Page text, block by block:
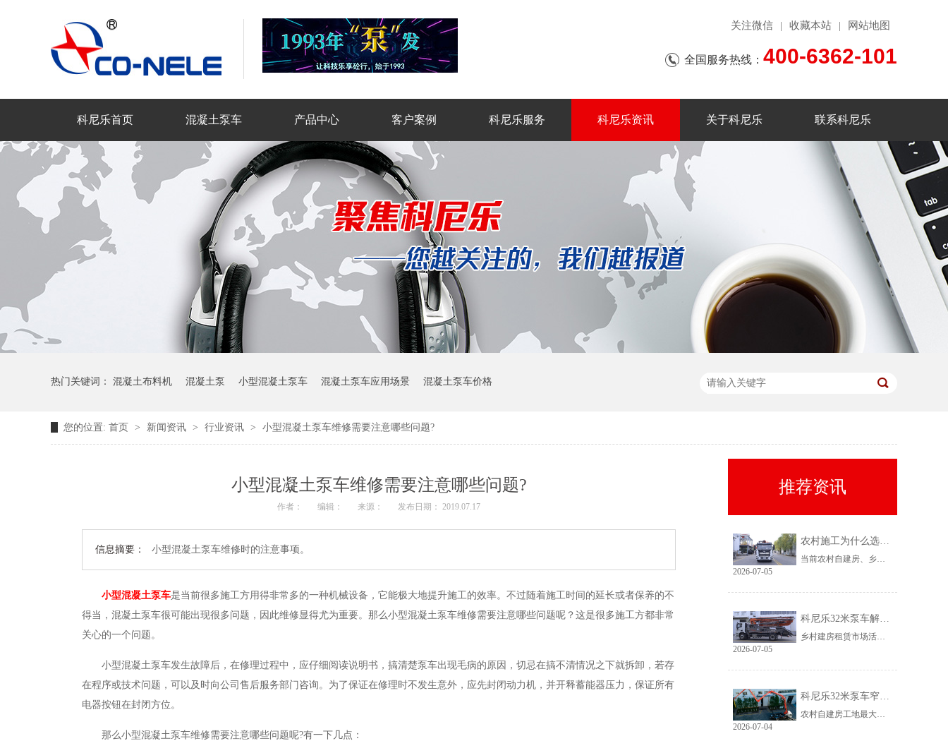
关注微信 收藏本站 网站地图
全国服务热线： 400-6362-101
科尼乐首页 混凝土泵车 产品中心 客户案例 科尼乐服务 科尼乐资讯 关于科尼乐 联系科尼乐
热门关键词： 混凝土布料机 混凝土泵 小型混凝土泵车 混凝土泵车应用场景 混凝土泵车价格
您的位置: 首页 > 新闻资讯 > 行业资讯 > 小型混凝土泵车维修需要注意哪些问题?
小型混凝土泵车维修需要注意哪些问题?
作者： 编辑： 来源： 发布日期： 2019.07.17
信息摘要： 小型混凝土泵车维修时的注意事项。
小型混凝土泵车是当前很多施工方用得非常多的一种机械设备，它能极大地提升施工的效率。不过随着施工时间的延长或者保养的不
得当，混凝土泵车很可能出现很多问题，因此维修显得尤为重要。那么小型混凝土泵车维修需要注意哪些问题呢？这是很多施工方都非常
关心的一个问题。
小型混凝土泵车发生故障后，在修理过程中，应仔细阅读说明书，搞清楚泵车出现毛病的原因，切忌在搞不清情况之下就拆卸，若存
在程序或技术问题，可以及时向公司售后服务部门咨询。为了保证在修理时不发生意外，应先封闭动力机，并开释蓄能器压力，保证所有
电器按钮在封闭方位。
那么小型混凝土泵车维修需要注意哪些问题呢?有一下几点：
推荐资讯
农村施工为什么选择科尼乐32米泵车
当前农村自建房、乡镇小型基建需求持续上涨，乡镇泵车租赁需求稳定、回款快，是很多租赁老板的核心盈利市场。但农村工况复杂、场地受限、料况不稳定，传统大机型进场难、闲置高，杂牌小机型配置缩水、故障多、运维贵。综合工况适配性、稳定性、性价比来看，科尼乐32米泵车凭借均衡的参数配置和乡镇专属性能，成为农村施工的黄金主力机型。
2026-07-05
科尼乐32米泵车解决乡村窄巷通行难题
乡村建房租赁市场活源充足，但普遍存在路况差、场地窄、就位难等问题。传统大臂架泵车车身宽、轴距长、支腿占用空间大，受限于乡村路况，大量乡镇工地无法进场施工，导致很多租赁老板明明有活却接不到，严重限制接单范围与全年收益。科尼乐32米泵车从结构层面专项优化，彻底破解乡村窄巷通行、就位、施工三大痛点。
2026-07-05
科尼乐32米泵车窄巷施工优势解析
农村自建房工地最大的特点就是空间受限，巷道窄、院落小、障碍物多。市面上多数常规泵车车身尺寸大、支腿跨度宽，往往出现能进村、进不了院、进院不能施工的尴尬情况，最后只能人工接管浇筑，施工慢、人工贵、甲方满意度低。想要拿下乡镇窄场活源，设备的窄巷适配能力是关键，科尼乐32米泵车针对性优化狭小场地性能，完美适配农村复杂工况。
2026-07-04